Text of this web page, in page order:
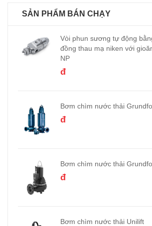
SẢN PHẨM BÁN CHẠY
Vòi phun sương tự động
đồng thau mạ niken với
NP
đ
Bơm chìm nước thải
đ
Bơm chìm nước thải
đ
Bơm chìm nước thải Unilift